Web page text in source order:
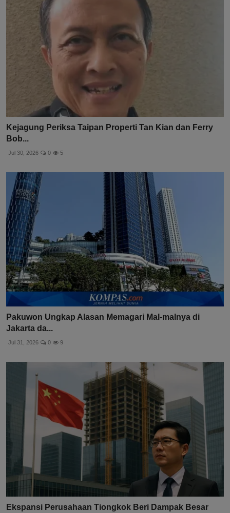
Kejagung Periksa Taipan Properti Tan Kian dan Ferry
Bob...
Jul 30, 2026 0 5
Pakuwon Ungkap Alasan Memagari Mal-malnya di
Jakarta da...
Jul 31, 2026 0 9
Ekspansi Perusahaan Tiongkok Beri Dampak Besar